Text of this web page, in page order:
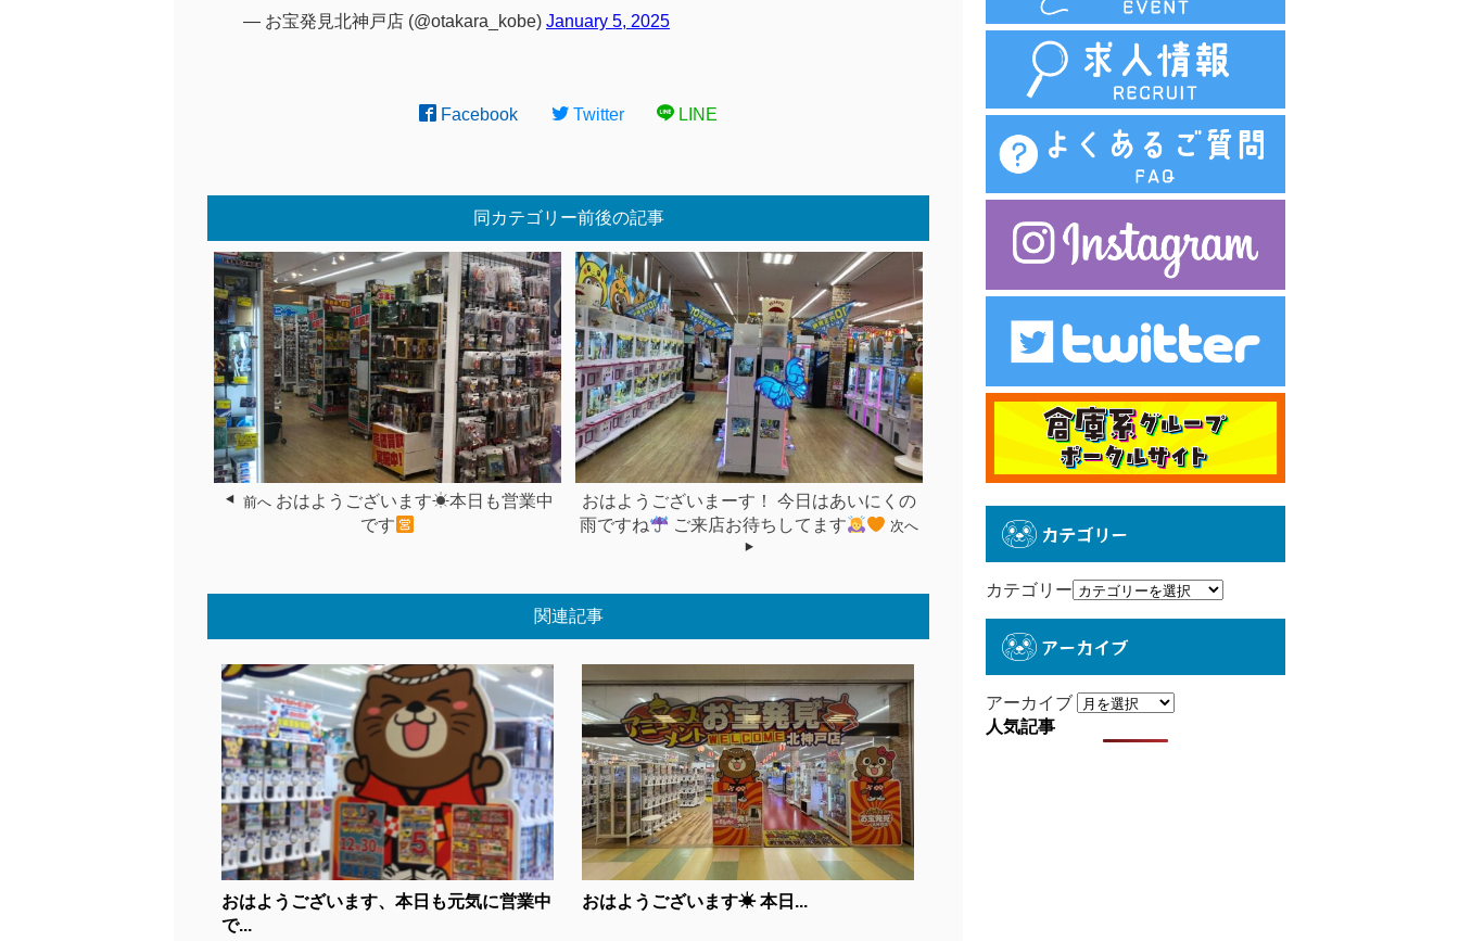
— お宝発見北神戸店 (@otakara_kobe) January 5, 2025
Facebook Twitter LINE
同カテゴリー前後の記事
前へ おはようございます☀本日も営業中
です
おはようございまーす！ 今日はあいにくの
雨ですね
ご来店お待ちしてます 次へ
関連記事
おはようございます、本日も元気に営業中
で...
おはようございます☀ 本日...
カテゴリー
カテゴリー
アーカイブ
アーカイブ
人気記事